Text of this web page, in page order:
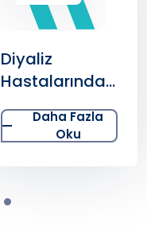
Diyaliz
Hastalarında
En Sık Görülen
Enfeksiyonlar
Hangileridir?
Daha Fazla
Oku